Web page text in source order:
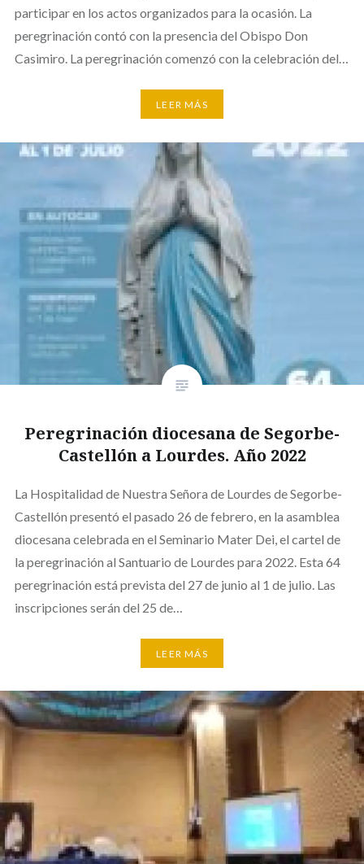
participar en los actos organizados para la ocasión. La
peregrinación contó con la presencia del Obispo Don
Casimiro. La peregrinación comenzó con la celebración del…
LEER MÁS
Peregrinación diocesana de Segorbe-
Castellón a Lourdes. Año 2022
La Hospitalidad de Nuestra Señora de Lourdes de Segorbe-
Castellón presentó el pasado 26 de febrero, en la asamblea
diocesana celebrada en el Seminario Mater Dei, el cartel de
la peregrinación al Santuario de Lourdes para 2022. Esta 64
peregrinación está prevista del 27 de junio al 1 de julio. Las
inscripciones serán del 25 de…
LEER MÁS